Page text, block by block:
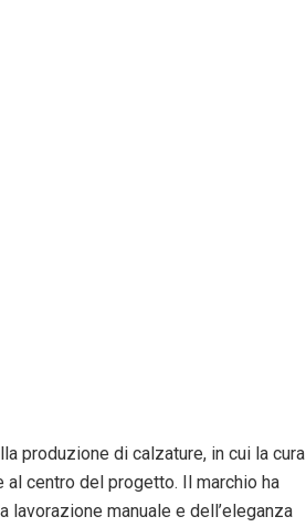
produzione di calzature, in cui la cura
centro del progetto. Il marchio ha
manuale e dell’eleganza